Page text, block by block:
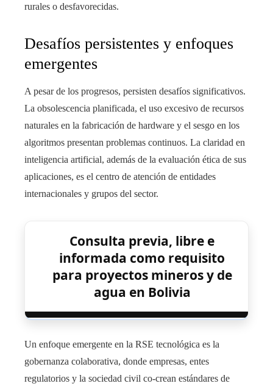
rurales o desfavorecidas.
Desafíos persistentes y enfoques
emergentes
A pesar de los progresos, persisten desafíos significativos.
La obsolescencia planificada, el uso excesivo de recursos
naturales en la fabricación de hardware y el sesgo en los
algoritmos presentan problemas continuos. La claridad en
inteligencia artificial, además de la evaluación ética de sus
aplicaciones, es el centro de atención de entidades
internacionales y grupos del sector.
Consulta previa, libre e
informada como requisito
para proyectos mineros y de
agua en Bolivia
Un enfoque emergente en la RSE tecnológica es la
gobernanza colaborativa, donde empresas, entes
regulatorios y la sociedad civil co-crean estándares de